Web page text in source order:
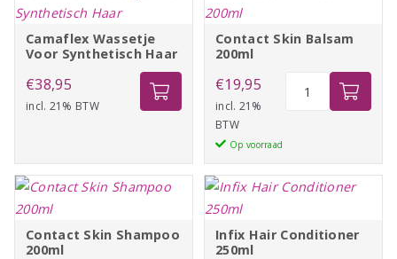
Camaflex Wassetje
Voor Synthetisch Haar
€38,95
incl. 21% BTW
Contact Skin Balsam
200ml
€19,95
incl. 21%
BTW
Op voorraad
aantal
Contact Skin Shampoo
200ml
Infix Hair Conditioner
250ml